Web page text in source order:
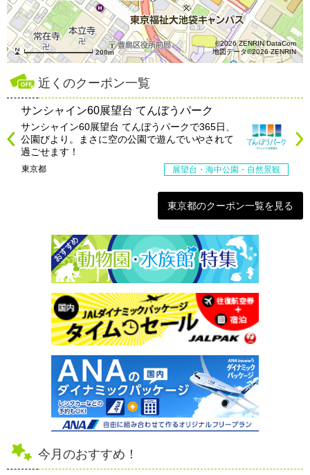
200m
©2026 ZENRIN DataCom
地図データ©2026 ZENRIN
近くのクーポン一覧
サンシャイン60展望台 てんぼうパーク
サンシャイン60展望台 てんぼうパークで365日、
公園びより。まさに空の公園で遊んでいやされて
過ごせます！
東京都 展望台・海中公園・自然景観
東京都のクーポン一覧を見る
今月のおすすめ！